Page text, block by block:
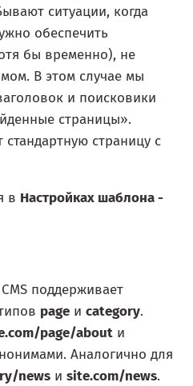
ситуации, когда
обеспечить
бы временно), не
В этом случае мы
и поисковики
страницы».
страницу с
в Настройках шаблона -
поддерживает
page и category.
page/about и
Аналогично для
news и site.com/news.